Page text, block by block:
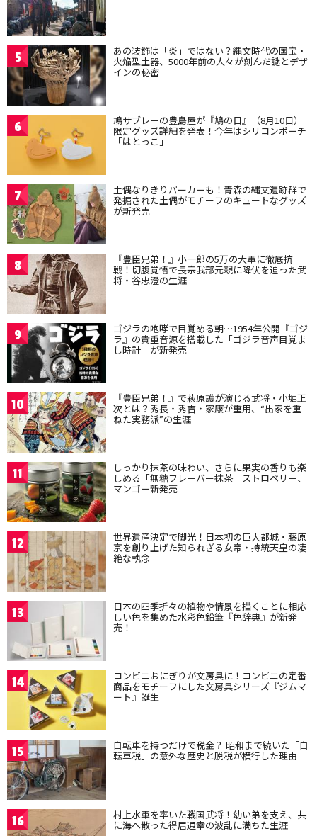
5 あの装飾は「炎」ではない？縄文時代の国宝・
火焔型土器、5000年前の人々が刻んだ謎とデザ
インの秘密
6 鳩サブレーの豊島屋が『鳩の日』（8月10日）
限定グッズ詳細を発表！今年はシリコンポーチ
「はとっこ」
7 土偶なりきりパーカーも！青森の縄文遺跡群で
発掘された土偶がモチーフのキュートなグッズ
が新発売
8 『豊臣兄弟！』小一郎の5万の大軍に徹底抗
戦！切腹覚悟で長宗我部元親に降伏を迫った武
将・谷忠澄の生涯
9 ゴジラの咆哮で目覚める朝…1954年公開『ゴジ
ラ』の貴重音源を搭載した「ゴジラ音声目覚ま
し時計」が新発売
10 『豊臣兄弟！』で萩原護が演じる武将・小堀正
次とは？秀長・秀吉・家康が重用、“出家を重
ねた実務派”の生涯
11 しっかり抹茶の味わい、さらに果実の香りも楽
しめる「無糖フレーバー抹茶」ストロベリー、
マンゴー新発売
12 世界遺産決定で脚光！日本初の巨大都城・藤原
京を創り上げた知られざる女帝・持統天皇の凄
絶な執念
13 日本の四季折々の植物や情景を描くことに相応
しい色を集めた水彩色鉛筆『色辞典』が新発
売！
14 コンビニおにぎりが文房具に！コンビニの定番
商品をモチーフにした文房具シリーズ『ジムマ
ート』誕生
15 自転車を持つだけで税金？ 昭和まで続いた「自
転車税」の意外な歴史と脱税が横行した理由
16 村上水軍を率いた戦国武将！幼い弟を支え、共
に海へ散った得居通幸の波乱に満ちた生涯